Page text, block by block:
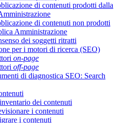
di contenuti prodotti dalla
di contenuti non prodotti
Amministrazione
dei soggetti ritratti
per i motori di ricerca (SEO)
on-page
off-page
di diagnostica SEO: Search
dei contenuti
i contenuti
i contenuti